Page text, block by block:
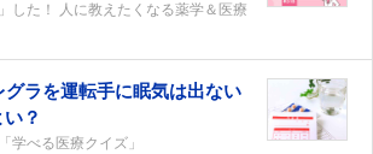
した！ 人に教えたくなる薬学＆医療
グラを運転手に眠気は出ない
？
学べる医療クイズ」